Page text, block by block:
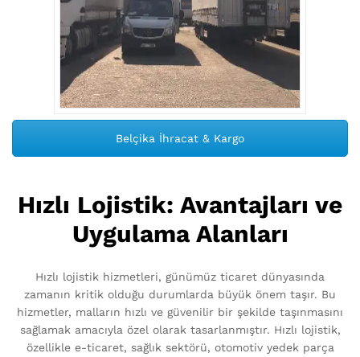
Belçika İhracat & Kargo
Hızlı Lojistik: Avantajları ve
Uygulama Alanları
Hızlı lojistik hizmetleri, günümüz ticaret dünyasında
zamanın kritik olduğu durumlarda büyük önem taşır. Bu
hizmetler, malların hızlı ve güvenilir bir şekilde taşınmasını
sağlamak amacıyla özel olarak tasarlanmıştır. Hızlı lojistik,
özellikle e-ticaret, sağlık sektörü, otomotiv yedek parça